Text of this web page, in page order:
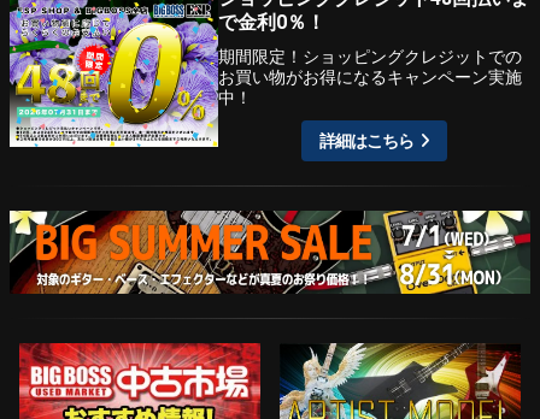
で金利0％！
期間限定！ショッピングクレジットでの
お買い物がお得になるキャンペーン実施
中！
詳細はこちら